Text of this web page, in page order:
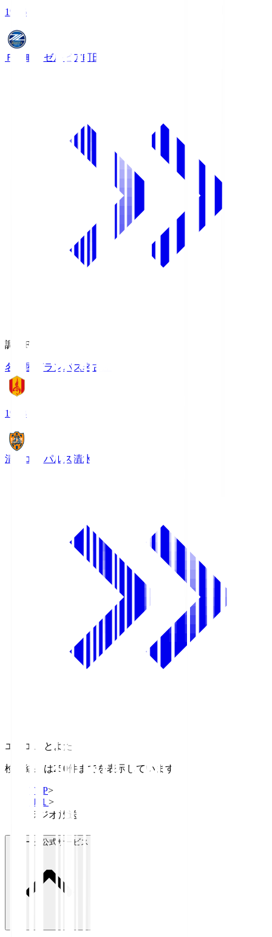
19:06
ＦＣ町田ゼルビア町田
調布FM
名古屋グランパス名古屋
19:03
清水エスパルス 清水
エフエムとよた
検索結果は250件までを表示しています
TOP>
Ｊ１ >
ラジオ放送
Ｊリーグ公式サービス